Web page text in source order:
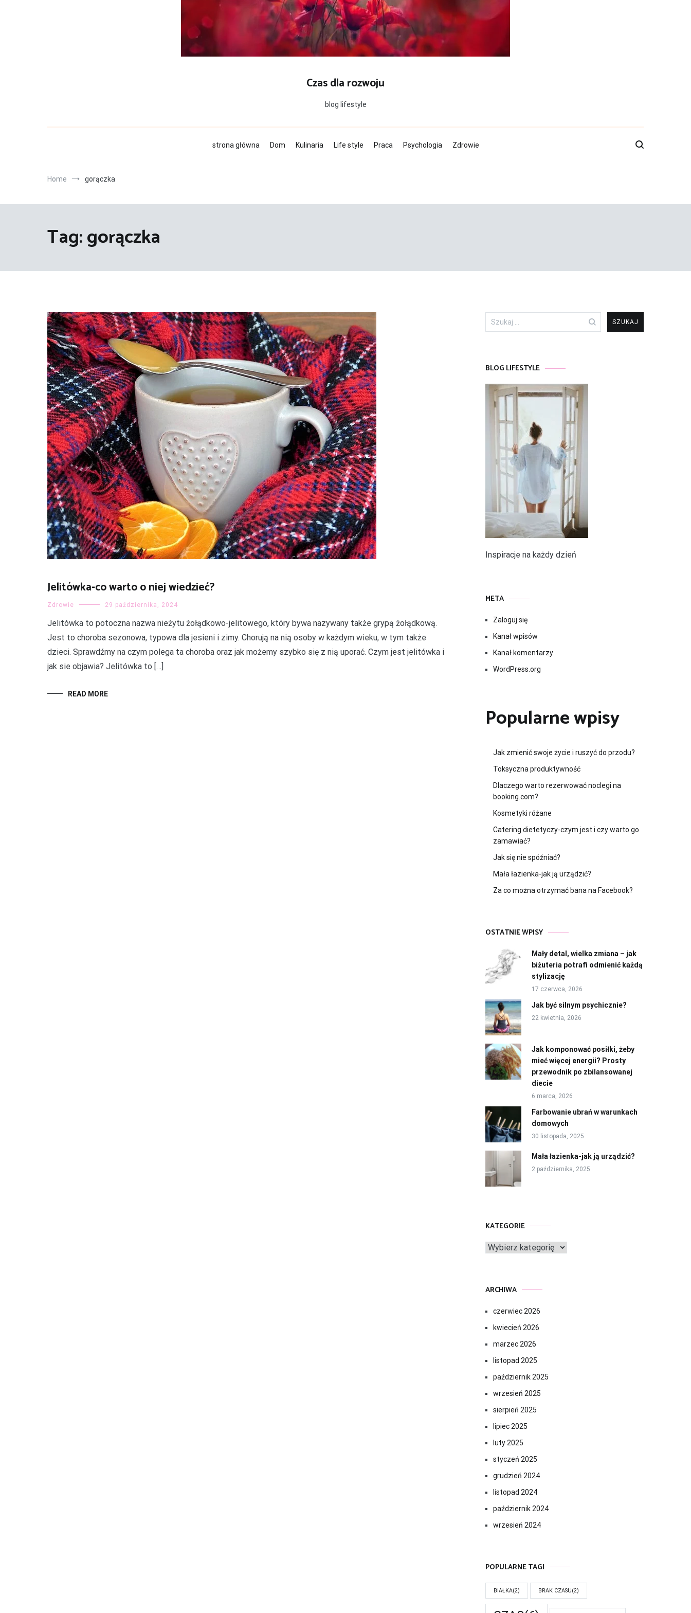
Czas dla rozwoju
blog lifestyle
strona główna Dom Kulinaria Life style Praca Psychologia Zdrowie
Home gorączka
Tag:gorączka
Jelitówka-co warto o niej wiedzieć?
Zdrowie 29 października, 2024
Jelitówka to potoczna nazwa nieżytu żołądkowo-jelitowego, który bywa nazywany także grypą żołądkową.
Jest to choroba sezonowa, typowa dla jesieni i zimy. Chorują na nią osoby w każdym wieku, w tym także
dzieci. Sprawdźmy na czym polega ta choroba oraz jak możemy szybko się z nią uporać. Czym jest jelitówka i
jak sie objawia? Jelitówka to […]
READ MORE
Szukaj:
BLOG LIFESTYLE
Inspiracje na każdy dzień
META
Zaloguj się
Kanał wpisów
Kanał komentarzy
WordPress.org
Popularne wpisy
Jak zmienić swoje życie i ruszyć do przodu?
Toksyczna produktywność
Dlaczego warto rezerwować noclegi na
booking.com?
Kosmetyki różane
Catering dietetyczy-czym jest i czy warto go
zamawiać?
Jak się nie spóźniać?
Mała łazienka-jak ją urządzić?
Za co można otrzymać bana na Facebook?
OSTATNIE WPISY
Mały detal, wielka zmiana – jak
biżuteria potrafi odmienić każdą
stylizację
17 czerwca, 2026
Jak być silnym psychicznie?
22 kwietnia, 2026
Jak komponować posiłki, żeby
mieć więcej energii? Prosty
przewodnik po zbilansowanej
diecie
6 marca, 2026
Farbowanie ubrań w warunkach
domowych
30 listopada, 2025
Mała łazienka-jak ją urządzić?
2 października, 2025
KATEGORIE
Kategorie
ARCHIWA
czerwiec 2026
kwiecień 2026
marzec 2026
listopad 2025
październik 2025
wrzesień 2025
sierpień 2025
lipiec 2025
luty 2025
styczeń 2025
grudzień 2024
listopad 2024
październik 2024
wrzesień 2024
POPULARNE TAGI
BIAŁKA(2) BRAK CZASU(2)